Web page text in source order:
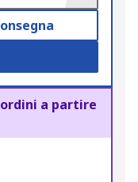
ordini a partire